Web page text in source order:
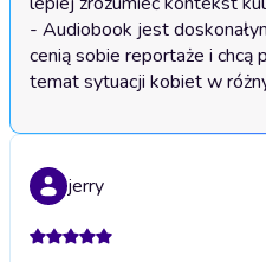
- Audiobook jest
cenią sobie reportaże i chcą
temat sytuacji kobiet w
jerry